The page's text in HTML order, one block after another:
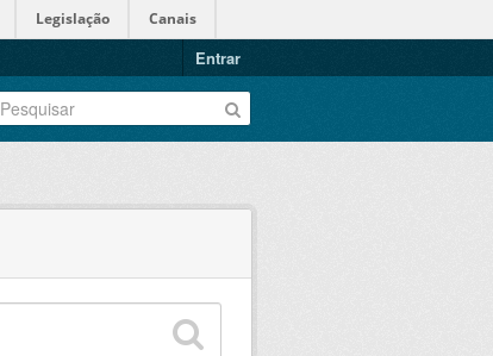
Legislação Canais
Entrar